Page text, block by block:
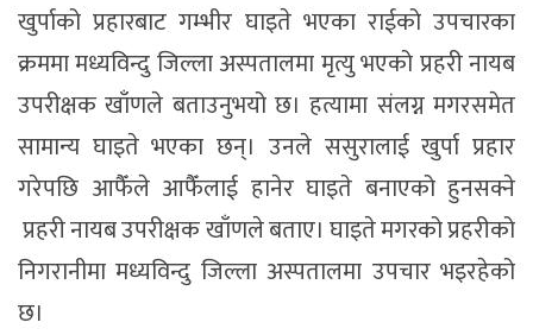
खुर्पाको प्रहारबाट गम्भीर घाइते भएका राईको उपचारका
क्रममा मध्यविन्दु जिल्ला अस्पतालमा मृत्यु भएको प्रहरी नायब
उपरीक्षक खाँणले बताउनुभयो छ। हत्यामा संलग्न मगरसमेत
सामान्य घाइते भएका छन्। उनले ससुरालाई खुर्पा प्रहार
गरेपछि आफैँले आफैँलाई हानेर घाइते बनाएको हुनसक्ने
प्रहरी नायब उपरीक्षक खाँणले बताए। घाइते मगरको प्रहरीको
निगरानीमा मध्यविन्दु जिल्ला अस्पतालमा उपचार भइरहेको
छ।